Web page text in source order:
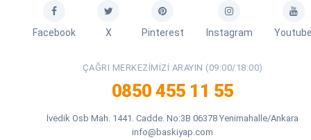
Facebook X Pinterest Instagram
ÇAĞRI MERKEZIMIZI ARAYIN (09:00/18:00)
0850 455 11 55
İvedik Osb Mah. 1441. Cadde. No:3B 06378 Yenimahalle/Ankara
info@baskiyap.com